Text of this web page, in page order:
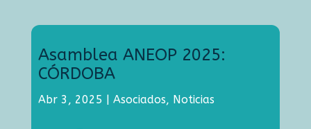
Asamblea ANEOP 2025:
CÓRDOBA
Abr 3, 2025 | Asociados, Noticias